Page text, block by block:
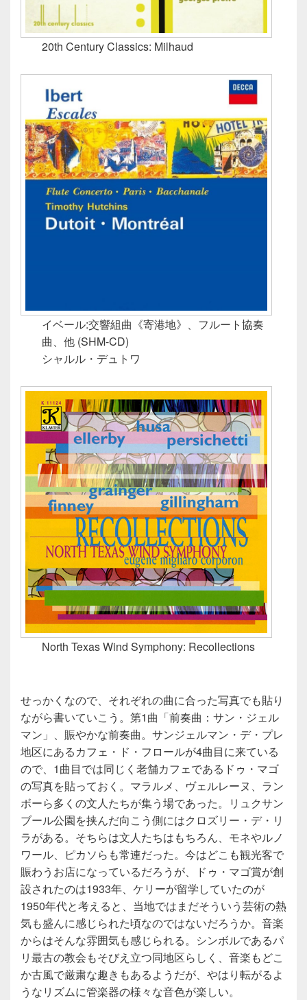
20th Century Classics: Milhaud
イベール:交響組曲《寄港地》、フルート協奏
曲、他 (SHM-CD)
シャルル・デュトワ
North Texas Wind Symphony: Recollections
せっかくなので、それぞれの曲に合った写真でも貼り
ながら書いていこう。第1曲「前奏曲：サン・ジェル
マン」、賑やかな前奏曲。サンジェルマン・デ・プレ
地区にあるカフェ・ド・フロールが4曲目に来ている
ので、1曲目では同じく老舗カフェであるドゥ・マゴ
の写真を貼っておく。マラルメ、ヴェルレーヌ、ラン
ボーら多くの文人たちが集う場であった。リュクサン
ブール公園を挟んだ向こう側にはクロズリー・デ・リ
ラがある。そちらは文人たちはもちろん、モネやルノ
ワール、ピカソらも常連だった。今はどこも観光客で
賑わうお店になっているだろうが、ドゥ・マゴ賞が創
設されたのは1933年、ケリーが留学していたのが
1950年代と考えると、当地ではまだそういう芸術の熱
気も盛んに感じられた頃なのではないだろうか。音楽
からはそんな雰囲気も感じられる。シンボルであるパ
リ最古の教会もそびえ立つ同地区らしく、音楽もどこ
か古風で厳粛な趣きもあるようだが、やはり転がるよ
うなリズムに管楽器の様々な音色が楽しい。